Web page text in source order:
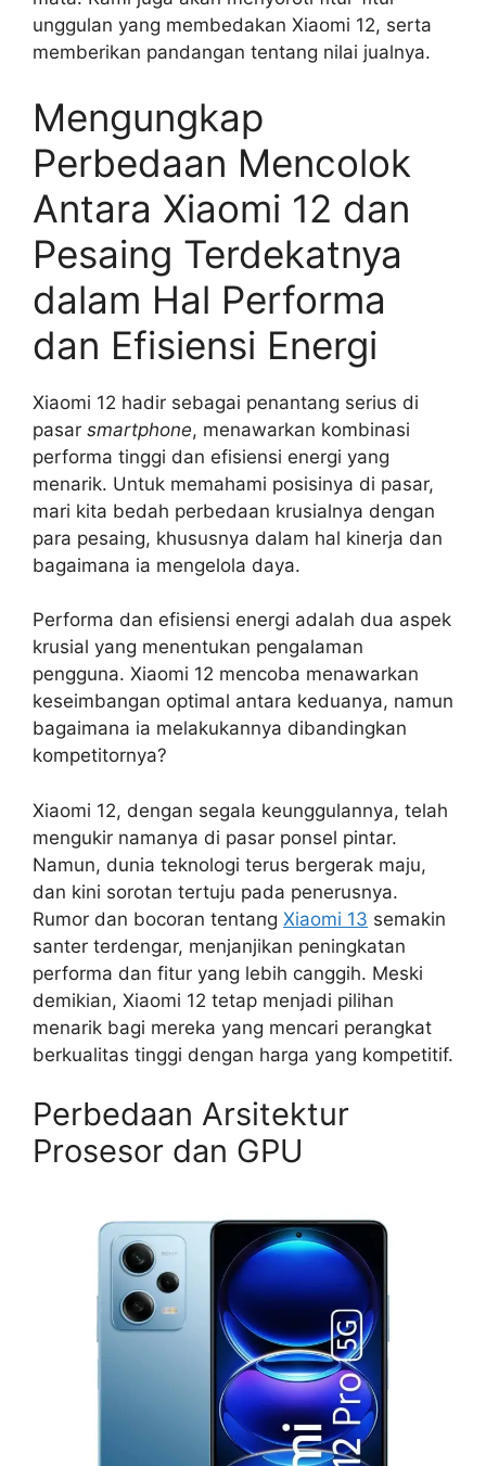
unggulan yang membedakan Xiaomi 12, serta
memberikan pandangan tentang nilai jualnya.
Mengungkap
Perbedaan Mencolok
Antara Xiaomi 12 dan
Pesaing Terdekatnya
dalam Hal Performa
dan Efisiensi Energi
Xiaomi 12 hadir sebagai penantang serius di
pasar smartphone, menawarkan kombinasi
performa tinggi dan efisiensi energi yang
menarik. Untuk memahami posisinya di pasar,
mari kita bedah perbedaan krusialnya dengan
para pesaing, khususnya dalam hal kinerja dan
bagaimana ia mengelola daya.
Performa dan efisiensi energi adalah dua aspek
krusial yang menentukan pengalaman
pengguna. Xiaomi 12 mencoba menawarkan
keseimbangan optimal antara keduanya, namun
bagaimana ia melakukannya dibandingkan
kompetitornya?
Xiaomi 12, dengan segala keunggulannya, telah
mengukir namanya di pasar ponsel pintar.
Namun, dunia teknologi terus bergerak maju,
dan kini sorotan tertuju pada penerusnya.
Rumor dan bocoran tentang Xiaomi 13 semakin
santer terdengar, menjanjikan peningkatan
performa dan fitur yang lebih canggih. Meski
demikian, Xiaomi 12 tetap menjadi pilihan
menarik bagi mereka yang mencari perangkat
berkualitas tinggi dengan harga yang kompetitif.
Perbedaan Arsitektur
Prosesor dan GPU